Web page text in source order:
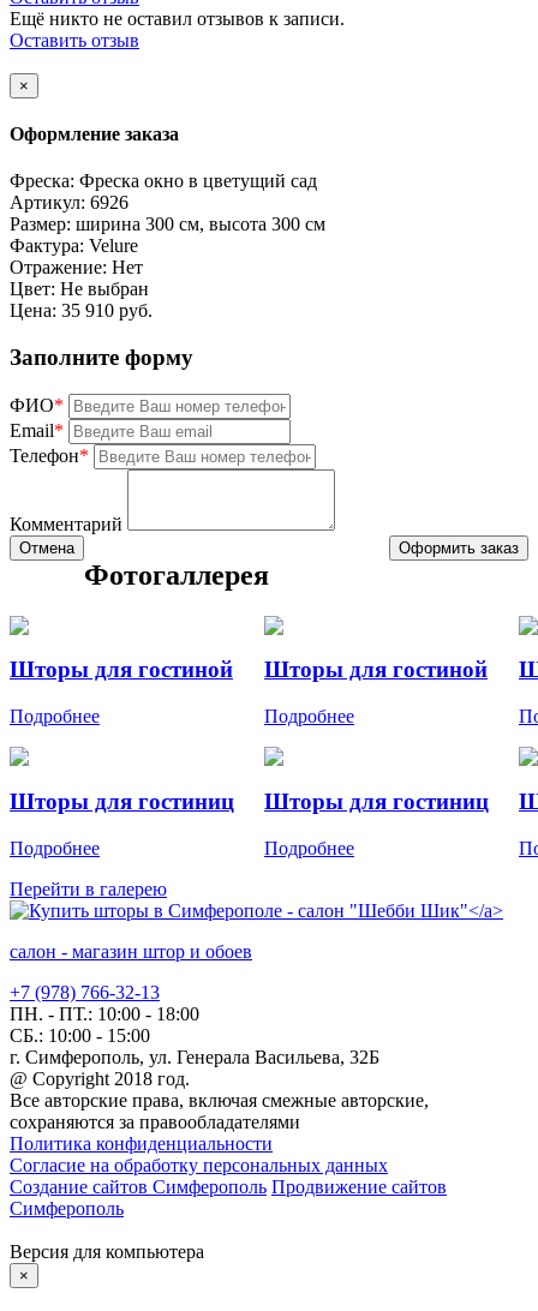
Ещё никто не оставил отзывов к записи.
Оставить отзыв
×
Оформление заказа
Фреска: Фреска окно в цветущий сад
Артикул: 6926
Размер: ширина 300 см, высота 300 см
Фактура: Velure
Отражение: Нет
Цвет: Не выбран
Цена: 35 910 руб.
Заполните форму
ФИО*
Email*
Телефон*
Комментарий
Отмена Оформить заказ
Фотогаллерея
Шторы для гостиной
Подробнее
Шторы для гостиной
Подробнее
Шторы для гостиниц
Подробнее
Шторы для гостиниц
Подробнее
Перейти в галерею
салон - магазин штор и обоев
+7 (978) 766-32-13
ПН. - ПТ.: 10:00 - 18:00
СБ.: 10:00 - 15:00
г. Симферополь, ул. Генерала Васильева, 32Б
@ Copyright 2018 год.
Все авторские права, включая смежные авторские,
сохраняются за правообладателями
Политика конфиденциальности
Согласие на обработку персональных данных
Создание сайтов Симферополь Продвижение сайтов
Симферополь
Версия для компьютера
×